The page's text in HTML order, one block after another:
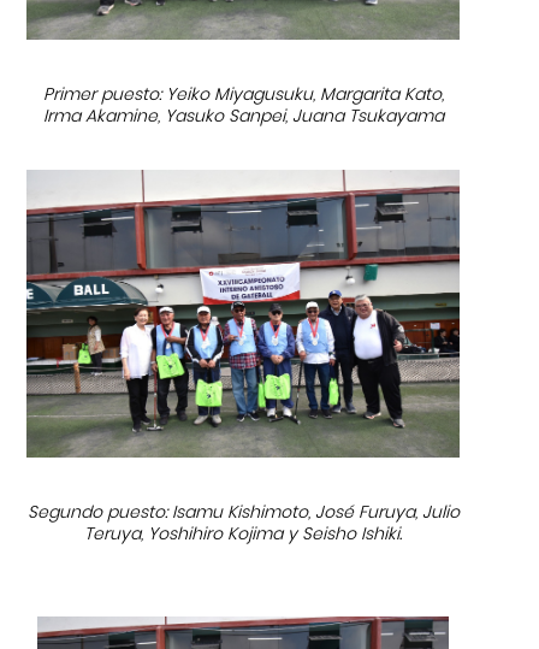
Primer puesto: Yeiko Miyagusuku, Margarita Kato,
Irma Akamine, Yasuko Sanpei, Juana Tsukayama
Segundo puesto: Isamu Kishimoto, José Furuya, Julio
Teruya, Yoshihiro Kojima y Seisho Ishiki.